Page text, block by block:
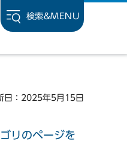
検索&MENU
日：2025年5月15日
リのページを